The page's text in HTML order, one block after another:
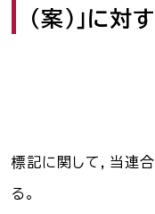
司法書士を目指す人へ
（案）」に対
標記に関して，当連
る。